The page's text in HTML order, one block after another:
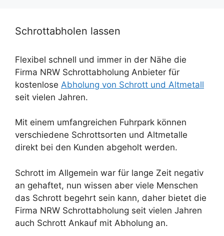
Schrottabholen lassen
Flexibel schnell und immer in der Nähe die
Firma NRW Schrottabholung Anbieter für
kostenlose Abholung von Schrott und Altmetall
seit vielen Jahren.
Mit einem umfangreichen Fuhrpark können
verschiedene Schrottsorten und Altmetalle
direkt bei den Kunden abgeholt werden.
Schrott im Allgemein war für lange Zeit negativ
an gehaftet, nun wissen aber viele Menschen
das Schrott begehrt sein kann, daher bietet die
Firma NRW Schrottabholung seit vielen Jahren
auch Schrott Ankauf mit Abholung an.